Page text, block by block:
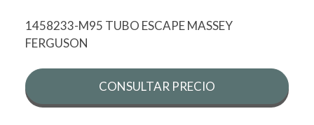
1458233-M95 TUBO ESCAPE MASSEY
FERGUSON
CONSULTAR PRECIO